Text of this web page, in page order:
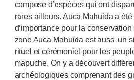
compose d’espèces qui ont
rares ailleurs. Auca Mahuida a
d’importance pour la
zone Auca Mahuida est aussi un
rituel et cérémoniel pour les
mapuche. On y a découvert
archéologiques comprenant des